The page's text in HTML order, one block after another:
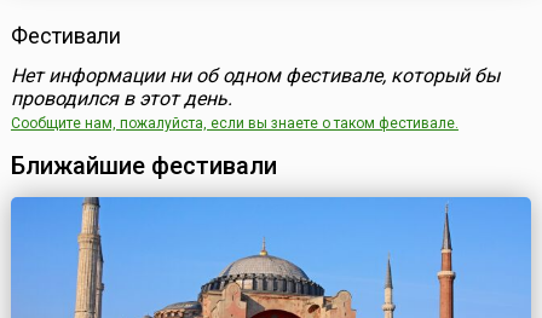
Фестивали
Нет информации ни об одном фестивале, который бы
проводился в этот день.
Сообщите нам, пожалуйста, если вы знаете о таком фестивале.
Ближайшие фестивали